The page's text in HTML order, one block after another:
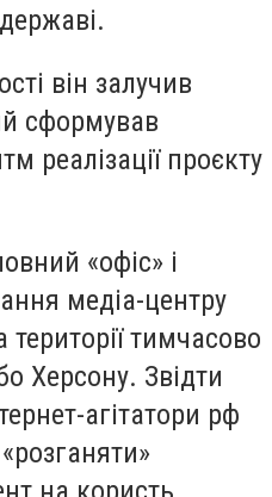
він залучив
сформував
реалізації проєкту
«офіс» і
медіа-центру
тимчасово
Херсону. Звідти
агітатори рф